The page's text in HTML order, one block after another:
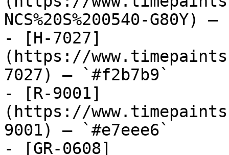
NCS%20S%200540-G80Y)
- [H-7027]
(https://
7027) — `#f2b7b9`
- [R-9001]
(https://
9001) — `#e7eee6`
- [GR-0608]